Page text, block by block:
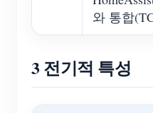
와 통합
3 전기적 특성